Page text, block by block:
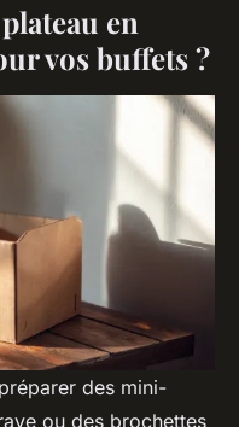
en
vos buffets ?
des mini-
ou des brochettes